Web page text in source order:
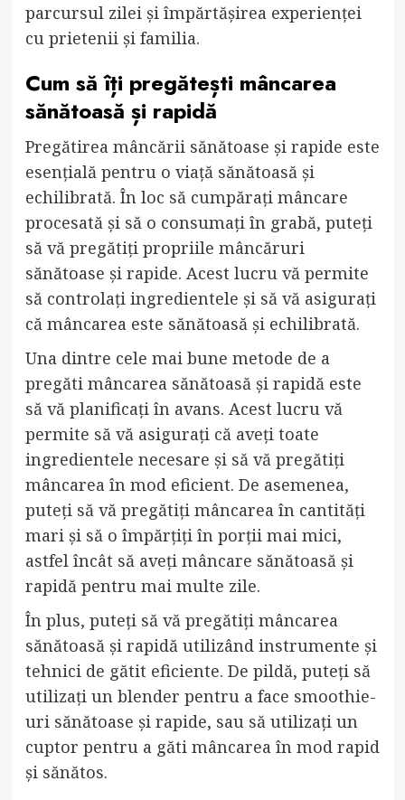
parcursul zilei și împărtășirea experienței
cu prietenii și familia.
Cum să îți pregătești mâncarea
sănătoasă și rapidă
Pregătirea mâncării sănătoase și rapide este
esențială pentru o viață sănătoasă și
echilibrată. În loc să cumpărați mâncare
procesată și să o consumați în grabă, puteți
să vă pregătiți propriile mâncăruri
sănătoase și rapide. Acest lucru vă permite
să controlați ingredientele și să vă asigurați
că mâncarea este sănătoasă și echilibrată.
Una dintre cele mai bune metode de a
pregăti mâncarea sănătoasă și rapidă este
să vă planificați în avans. Acest lucru vă
permite să vă asigurați că aveți toate
ingredientele necesare și să vă pregătiți
mâncarea în mod eficient. De asemenea,
puteți să vă pregătiți mâncarea în cantități
mari și să o împărțiți în porții mai mici,
astfel încât să aveți mâncare sănătoasă și
rapidă pentru mai multe zile.
În plus, puteți să vă pregătiți mâncarea
sănătoasă și rapidă utilizând instrumente și
tehnici de gătit eficiente. De pildă, puteți să
utilizați un blender pentru a face smoothie-
uri sănătoase și rapide, sau să utilizați un
cuptor pentru a găti mâncarea în mod rapid
și sănătos.